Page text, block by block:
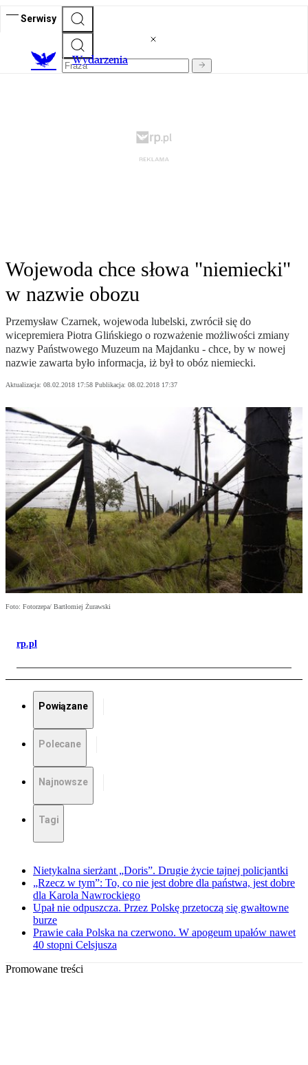
Serwisy
Wydarzenia
Wojewoda chce słowa "niemiecki"
w nazwie obozu
Przemysław Czarnek, wojewoda lubelski, zwrócił się do
wicepremiera Piotra Glińskiego o rozważenie możliwości zmiany
nazwy Państwowego Muzeum na Majdanku - chce, by w nowej
nazwie zawarta było informacja, iż był to obóz niemiecki.
Aktualizacja: 08.02.2018 17:58 Publikacja: 08.02.2018 17:37
Foto: Fotorzepa/ Bartłomiej Żurawski
rp.pl
Powiązane
Polecane
Najnowsze
Tagi
Nietykalna sierżant „Doris”. Drugie życie tajnej policjantki
„Rzecz w tym”: To, co nie jest dobre dla państwa, jest dobre
dla Karola Nawrockiego
Upał nie odpuszcza. Przez Polskę przetoczą się gwałtowne
burze
Prawie cała Polska na czerwono. W apogeum upałów nawet
40 stopni Celsjusza
Promowane treści